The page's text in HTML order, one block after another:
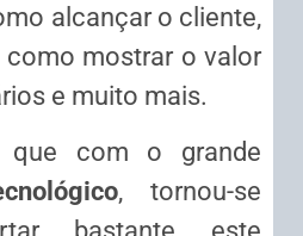
alcançar o cliente,
como mostrar o valor
e muito mais.
que com o grande
, tornou-se